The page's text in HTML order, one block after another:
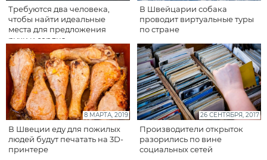
Требуются два человека,
чтобы найти идеальные
места для предложения
руки и сердца
В Швейцарии собака
проводит виртуальные туры
по стране
8 МАРТА, 2019
В Швеции еду для пожилых
людей будут печатать на 3D-
принтере
26 СЕНТЯБРЯ, 2017
Производители открыток
разорились по вине
социальных сетей